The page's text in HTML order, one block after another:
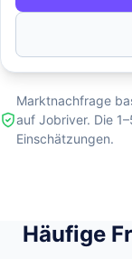
Marktnachfrage
auf Jobriver. Die
Einschätzungen.
Häufige